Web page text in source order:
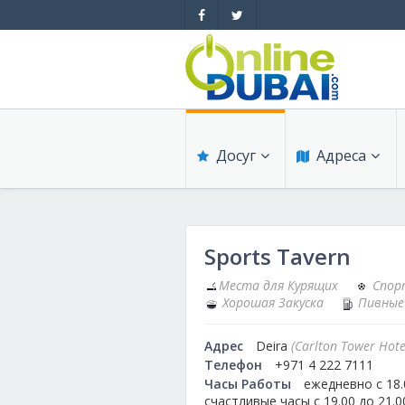
Досуг
Рестораны
Бары
Ночные клубы
Пляжные клубы
Адреса
Медицина
Образование
Магазины
Красота
Sports Tavern
Места для Курящих
Хорошая Закуска
Адрес Deira (Carlton Tower
Телефон
+971 4 222 7111
Часы Работы
ежедневно с
счастливые часы с 19.00 до